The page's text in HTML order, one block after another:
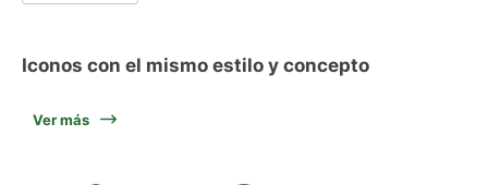
Iconos con el mismo estilo y concepto
Ver más